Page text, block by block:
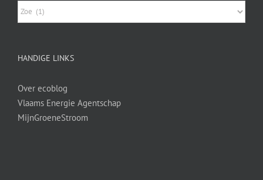
Categorieën
HANDIGE LINKS
Over ecoblog
Vlaams Energie Agentschap
MijnGroeneStroom